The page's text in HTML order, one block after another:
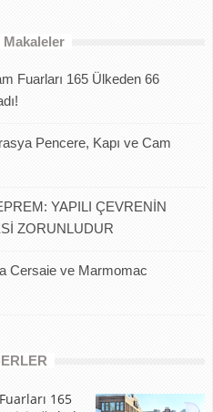
Makaleler
Fuarları 165 Ülkeden 66
Pencere, Kapı ve Cam
YAPILI ÇEVRENİN
ZORUNLUDUR
Cersaie ve Marmomac
165